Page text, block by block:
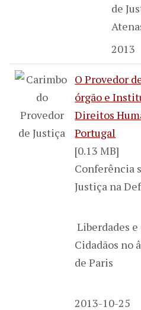
de
2013
O Provedor
órgão e
Direitos
Portugal
[0.13 MB]
Conferência
Justiça na
Liberdades e
Cidadãos no
de Paris
2013-10-25